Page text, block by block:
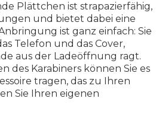
Plättchen ist strapazierfähig,
und bietet dabei eine
ist ganz einfach: Sie
Telefon und das Cover,
aus der Ladeöffnung ragt.
des Karabiners können Sie es
tragen, das zu Ihren
Sie Ihren eigenen